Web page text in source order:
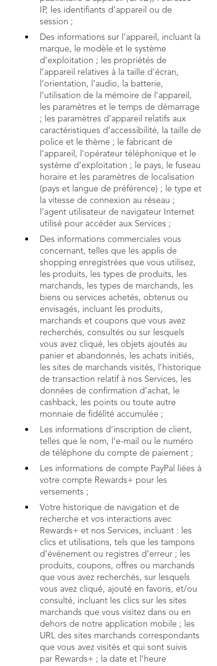
IP, les identifiants d’appareil ou de
session ;
Des informations sur l’appareil, incluant la
marque, le modèle et le système
d’exploitation ; les propriétés de
l’appareil relatives à la taille d’écran,
l’orientation, l’audio, la batterie,
l’utilisation de la mémoire de l’appareil,
les paramètres et le temps de démarrage
; les paramètres d’appareil relatifs aux
caractéristiques d’accessibilité, la taille de
police et le thème ; le fabricant de
l’appareil, l’opérateur téléphonique et le
système d’exploitation ; le pays, le fuseau
horaire et les paramètres de localisation
(pays et langue de préférence) ; le type et
la vitesse de connexion au réseau ;
l’agent utilisateur de navigateur Internet
utilisé pour accéder aux Services ;
Des informations commerciales vous
concernant, telles que les applis de
shopping enregistrées que vous utilisez,
les produits, les types de produits, les
marchands, les types de marchands, les
biens ou services achetés, obtenus ou
envisagés, incluant les produits,
marchands et coupons que vous avez
recherchés, consultés ou sur lesquels
vous avez cliqué, les objets ajoutés au
panier et abandonnés, les achats initiés,
les sites de marchands visités, l’historique
de transaction relatif à nos Services, les
données de confirmation d’achat, le
cashback, les points ou toute autre
monnaie de fidélité accumulée ;
Les informations d’inscription de client,
telles que le nom, l’e-mail ou le numéro
de téléphone du compte de paiement ;
Les informations de compte PayPal liées à
votre compte Rewards+ pour les
versements ;
Votre historique de navigation et de
recherche et vos interactions avec
Rewards+ et nos Services, incluant : les
clics et utilisations, tels que les tampons
d’événement ou registres d’erreur ; les
produits, coupons, offres ou marchands
que vous avez recherchés, sur lesquels
vous avez cliqué, ajouté en favoris, et/ou
consulté, incluant les clics sur les sites
marchands que vous visitez dans ou en
dehors de notre application mobile ; les
URL des sites marchands correspondants
que vous avez visités et qui sont suivis
par Rewards+ ; la date et l’heure